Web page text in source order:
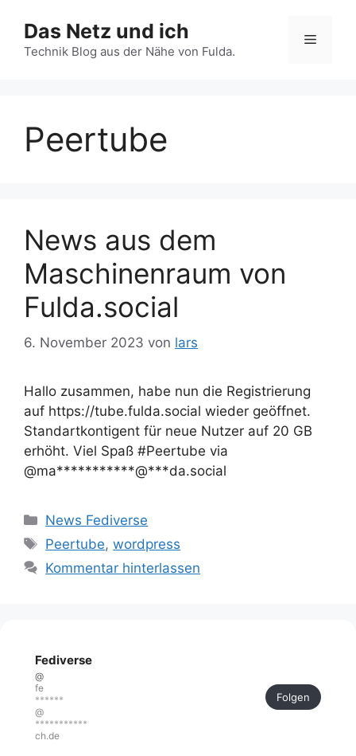
Inhalt
springen
Das Netz und ich
Technik Blog aus der Nähe von Fulda.
Menü
Peertube
News aus dem
Maschinenraum von
Fulda.social
6. November 2023 von lars
Hallo zusammen, habe nun die Registrierung
auf https://tube.fulda.social wieder geöffnet.
Standartkontigent für neue Nutzer auf 20 GB
erhöht. Viel Spaß #Peertube via
@ma***********@***da.social
Kategorien
News Fediverse
Schlagwörter
Peertube,wordpress
Kommentar hinterlassen
Fediverse
@
fe
******
@
***********
ch.de
Folgen